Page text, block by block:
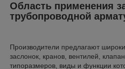
Область применения
трубопроводной
Производители предлагают
заслонок, кранов, вентилей,
типоразмеров, виды и функции